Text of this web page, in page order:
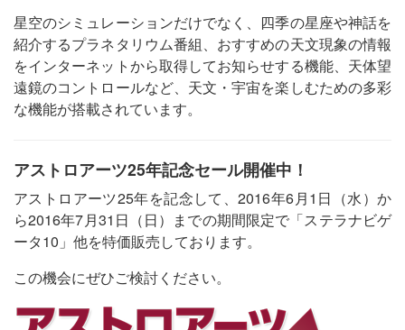
星空のシミュレーションだけでなく、四季の星座や神話を
紹介するプラネタリウム番組、おすすめの天文現象の情報
をインターネットから取得してお知らせする機能、天体望
遠鏡のコントロールなど、天文・宇宙を楽しむための多彩
な機能が搭載されています。
アストロアーツ25年記念セール開催中！
アストロアーツ25年を記念して、2016年6月1日（水）か
ら2016年7月31日（日）までの期間限定で「ステラナビゲ
ータ10」他を特価販売しております。
この機会にぜひご検討ください。